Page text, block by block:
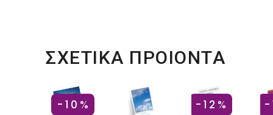
ΣΧΕΤΙΚΑ ΠΡΟΙΟΝΤΑ
-10% -12% -